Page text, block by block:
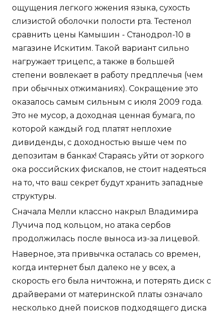
ощущения легкого жжения языка, сухость
слизистой оболочки полости рта. Тестенол
сравнить цены Камышин - Станодрол-10 в
магазине Искитим. Такой вариант сильно
нагружает трицепс, а также в большей
степени вовлекает в работу предплечья (чем
при обычных отжиманиях). Сокращение это
оказалось самым сильным с июля 2009 года.
Это не мусор, а доходная ценная бумага, по
которой каждый год платят неплохие
дивиденды, с доходностью выше чем по
депозитам в банках! Стараясь уйти от зоркого
ока российских фискалов, не стоит надеяться
на то, что ваш секрет будут хранить западные
структуры.
Сначала Мелли классно накрыл Владимира
Лучича под кольцом, но атака сербов
продолжилась после выноса из-за лицевой.
Наверное, эта привычка осталась со времен,
когда интернет был далеко не у всех, а
скорость его была ничтожна, и потерять диск с
драйверами от материнской платы означало
несколько дней поисков подходящего диска